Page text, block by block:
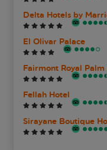
Delta Hotels by
El Olivar Palace
Fairmont Royal
Fellah Hotel
Sirayane Boutique